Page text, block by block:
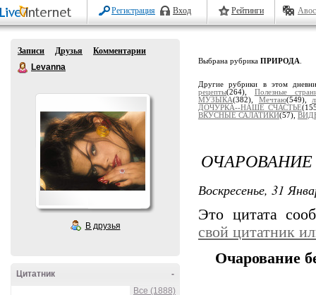
Регистрация Вход Рейтинги
Записи Друзья
Комментарии
Levanna
В друзья
-
Цитатник
Все (1888)
Выбрана рубрика ПРИРОДА
Другие рубрики в этом
рецепты(264), Полезные
МУЗЫКА(382), Мечтаю(549),
ДОЧУРКА--НАШЕ СЧАСТЬЕ
ВКУСНЫЕ САЛАТИКИ(57),
Воскресенье, 31
Это цитата
свой цитатник
Очарование